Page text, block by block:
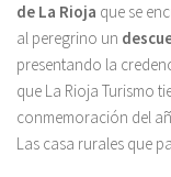
de La Rioja que se
al peregrino un
presentando la
que La Rioja Turismo
conmemoración del
Las casa rurales que